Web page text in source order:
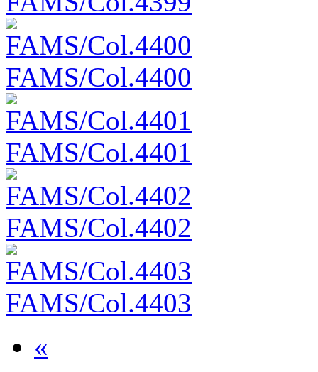
FAMS/Col.4400
FAMS/Col.4401
FAMS/Col.4402
FAMS/Col.4403
«